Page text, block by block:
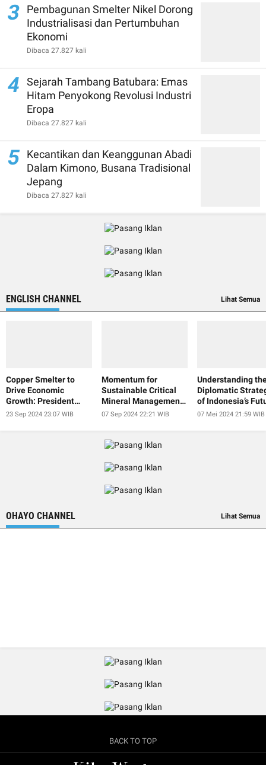
3
Pembagunan Smelter Nikel Dorong
Industrialisasi dan Pertumbuhan
Ekonomi
Dibaca 27.827 kali
4
Sejarah Tambang Batubara: Emas
Hitam Penyokong Revolusi Industri
Eropa
Dibaca 27.827 kali
5 Kecantikan dan Keanggunan Abadi
Dalam Kimono, Busana Tradisional
Jepang
Dibaca 27.827 kali
ENGLISH CHANNEL Lihat Semua
Copper Smelter to
Drive Economic
Growth: President
Jokowi
23 Sep 2024 23:07 WIB
Momentum for
Sustainable Critical
Mineral Management
at IISF 2024
07 Sep 2024 22:21 WIB
Understanding
Diplomatic
of Indonesia’s
President
07 Mei 2024 21:59 WIB
OHAYO CHANNEL Lihat Semua
BACK TO TOP